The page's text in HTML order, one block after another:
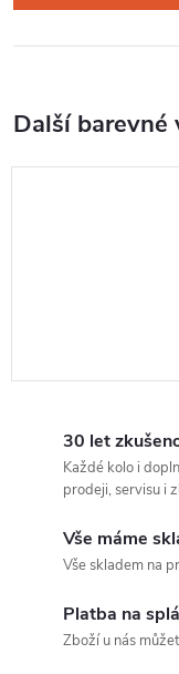
30 let
Každé kolo i
prodeji, servisu i
Vše máme
Vše skladem na
Platba na
Zboží u nás